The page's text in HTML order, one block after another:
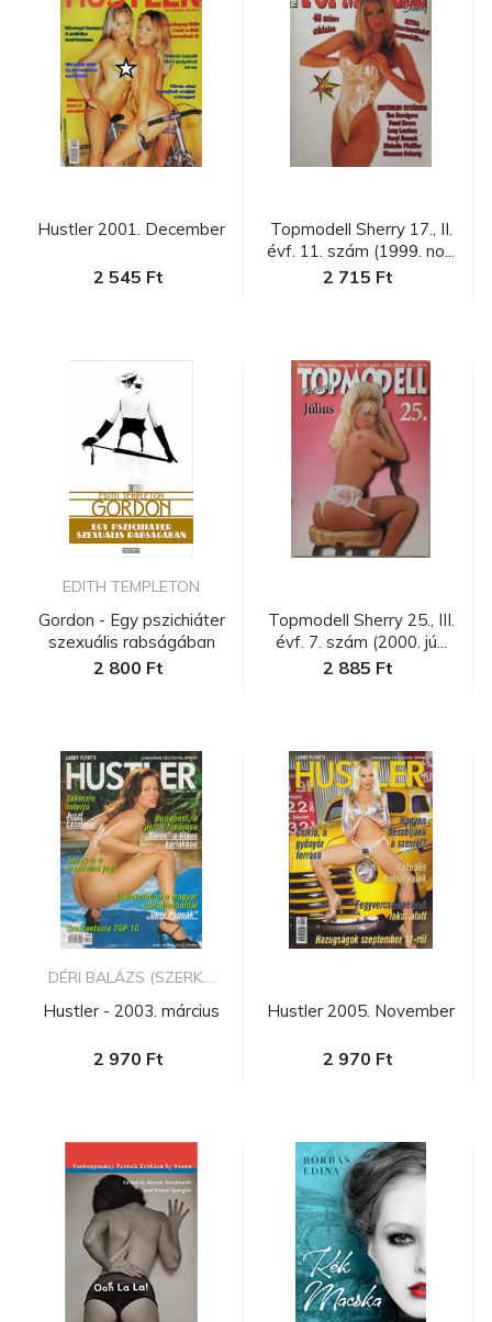
Hustler 2001. December
2 545 Ft
Topmodell Sherry 17., II.
évf. 11. szám (1999. no...
2 715 Ft
EDITH TEMPLETON
Gordon - Egy pszichiáter
szexuális rabságában
2 800 Ft
Topmodell Sherry 25., III.
évf. 7. szám (2000. jú...
2 885 Ft
DÉRI BALÁZS (SZERK....
Hustler - 2003. március
2 970 Ft
Hustler 2005. November
2 970 Ft